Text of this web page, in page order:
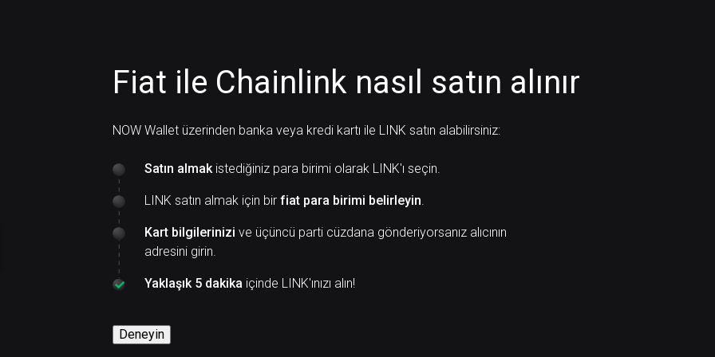
Fiat ile Chainlink nasıl satın alınır
NOW Wallet üzerinden banka veya kredi kartı ile LINK satın alabilirsiniz:
Satın almakistediğiniz para birimi olarak LINK'ı seçin.
LINK satın almak için bir fiat para birimi belirleyin.
Kart bilgilerinizi ve üçüncü parti cüzdana gönderiyorsanız alıcının
adresini girin.
Yaklaşık 5 dakika içinde LINK'ınızı alın!
Deneyin